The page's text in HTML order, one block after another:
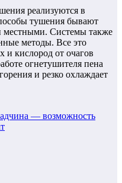
реализуются в
тушения бывают
Системы также
методы. Все это
и кислород от очагов
огнетушителя пена
и резко охлаждает
— возможность